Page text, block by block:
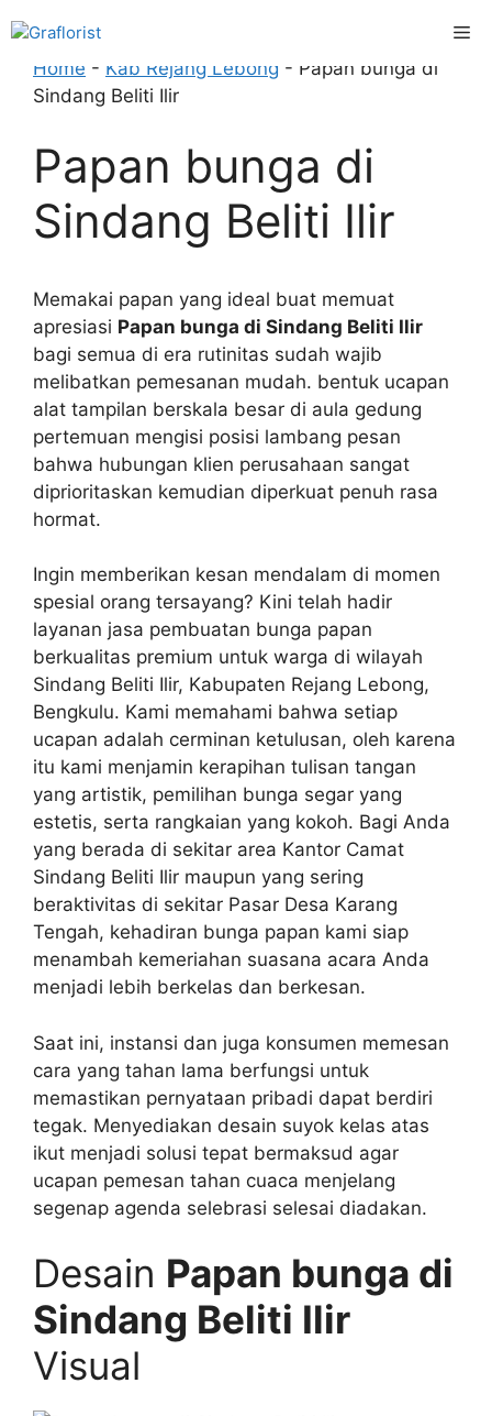
to
content
Home - Kab Rejang Lebong - Papan bunga di
Sindang Beliti Ilir
Papan bunga di
Sindang Beliti Ilir
Memakai papan yang ideal buat memuat
apresiasi Papan bunga di Sindang Beliti Ilir
bagi semua di era rutinitas sudah wajib
melibatkan pemesanan mudah. bentuk ucapan
alat tampilan berskala besar di aula gedung
pertemuan mengisi posisi lambang pesan
bahwa hubungan klien perusahaan sangat
diprioritaskan kemudian diperkuat penuh rasa
hormat.
Ingin memberikan kesan mendalam di momen
spesial orang tersayang? Kini telah hadir
layanan jasa pembuatan bunga papan
berkualitas premium untuk warga di wilayah
Sindang Beliti Ilir, Kabupaten Rejang Lebong,
Bengkulu. Kami memahami bahwa setiap
ucapan adalah cerminan ketulusan, oleh karena
itu kami menjamin kerapihan tulisan tangan
yang artistik, pemilihan bunga segar yang
estetis, serta rangkaian yang kokoh. Bagi Anda
yang berada di sekitar area Kantor Camat
Sindang Beliti Ilir maupun yang sering
beraktivitas di sekitar Pasar Desa Karang
Tengah, kehadiran bunga papan kami siap
menambah kemeriahan suasana acara Anda
menjadi lebih berkelas dan berkesan.
Saat ini, instansi dan juga konsumen memesan
cara yang tahan lama berfungsi untuk
memastikan pernyataan pribadi dapat berdiri
tegak. Menyediakan desain suyok kelas atas
ikut menjadi solusi tepat bermaksud agar
ucapan pemesan tahan cuaca menjelang
segenap agenda selebrasi selesai diadakan.
Desain Papan bunga di
Sindang Beliti Ilir
Visual